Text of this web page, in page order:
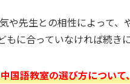
や先生との相性によって、
もに合っていなければ続き
国語教室の選び方につい